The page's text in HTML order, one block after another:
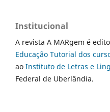
Institucional
A revista A MARgem é
Educação Tutorial dos
ao Instituto de Letras e
Federal de Uberlândia.